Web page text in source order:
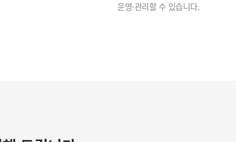
운영·관리할 수 있습니다.